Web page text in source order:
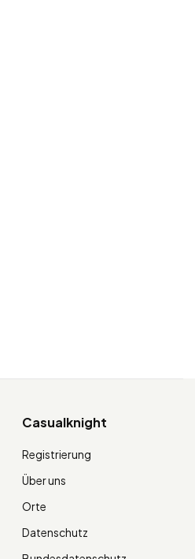
Casualknight
Registrierung
Über uns
Orte
Datenschutz